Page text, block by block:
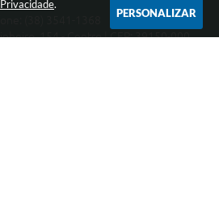
Privacidade.
PERSONALIZAR
154 - Centro | CEP: 39150-000